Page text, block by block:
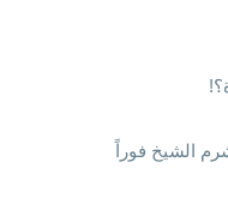
الشيخ فوراً